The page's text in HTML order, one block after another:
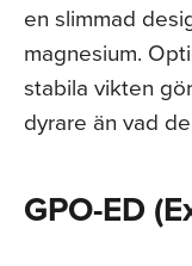
en slimmad
magnesium.
stabila vikten
dyrare än vad
GPO-ED